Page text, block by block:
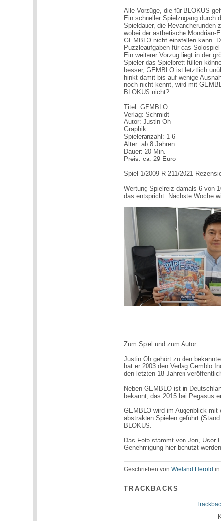
Alle Vorzüge, die für BLOKUS
Ein schneller Spielzugang durch
Spieldauer, die Revancherunden
wobei der ästhetische Mondrian-
GEMBLO nicht einstellen kann.
Puzzleaufgaben für das
Ein weiterer Vorzug liegt in der
Spieler das Spielbrett füllen
besser, GEMBLO ist letztlich
hinkt damit bis auf wenige
noch nicht kennt, wird mit
BLOKUS nicht?
Titel: GEMBLO
Verlag: Schmidt
Autor: Justin Oh
Graphik:
Spieleranzahl: 1-6
Alter: ab 8 Jahren
Dauer: 20 Min.
Preis: ca. 29 Euro
Spiel 1/2009 R 211/2021
Wertung Spielreiz damals 6 von
das entspricht: Nächste Woche
Zum Spiel und zum Autor:
Justin Oh gehört zu den
hat er 2003 den Verlag Gemblo
den letzten 18 Jahren
Neben GEMBLO ist in
bekannt, das 2015 bei Pegasus
GEMBLO wird im Augenblick mit
abstrakten Spielen geführt
BLOKUS.
Das Foto stammt von Jon, User
Genehmigung hier benutzt
Geschrieben vonWieland Herold in
TRACKBACKS